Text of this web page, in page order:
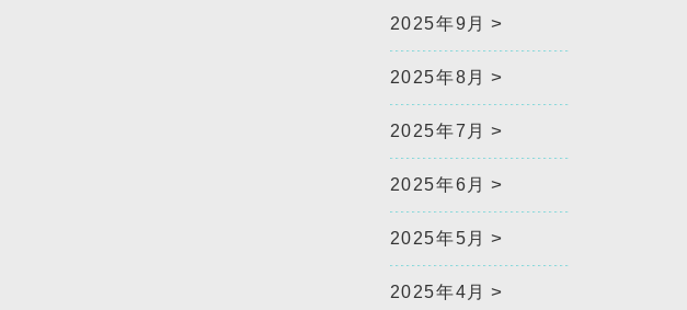
2025年9月
2025年8月
2025年7月
2025年6月
2025年5月
2025年4月